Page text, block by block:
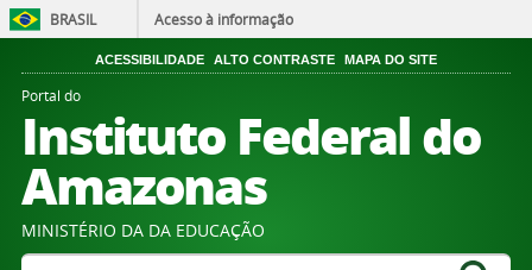
BRASIL Acesso à informação
ACESSIBILIDADE ALTO CONTRASTE MAPA DO SITE
Portal do
Instituto Federal do
Amazonas
MINISTÉRIO DA DA EDUCAÇÃO
Search Site